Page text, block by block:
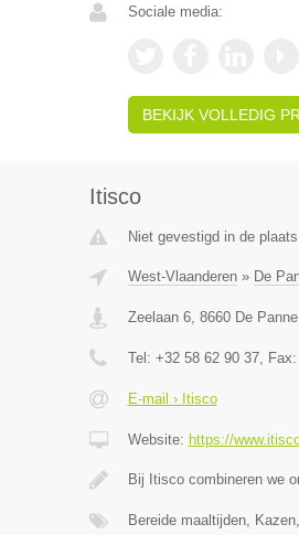
Sociale media:
BEKIJK VOLLEDIG
Itisco
Niet gevestigd in de
West-Vlaanderen» De
Zeelaan 6, 8660 De Panne
Tel: +32 58 62 90 37, Fax:
E-mail › Itisco
Website: https://
Bij Itisco combineren we
Bereide maaltijden,